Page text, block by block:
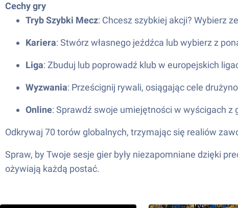
Cechy gry
Tryb Szybki Mecz: Chcesz szybkiej akcji? Wybierz
Kariera: Stwórz własnego jeźdźca lub wybierz z
Liga: Zbuduj lub poprowadź klub w europejskich
Wyzwania: Prześcignij rywali, osiągając cele
Online: Sprawdź swoje umiejętności w wyścigach
Odkrywaj 70 torów globalnych, trzymając się realiów
Spraw, by Twoje sesje gier były niezapomniane dzięki
ożywiają każdą postać.